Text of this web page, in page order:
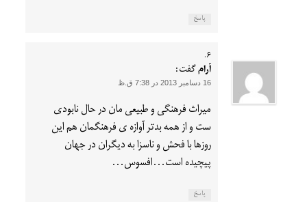
پاسخ
آرامگفت:
16 دسامبر 2013 در 7:38 ق.ظ
میراث فرهنگی و طبیعی مان در حال نابودی
ست و از همه بدتر آوازه ی فرهنگمان هم این
روزها با فحش و ناسزا به دیگران در جهان
پیچیده است…افسوس…
پاسخ